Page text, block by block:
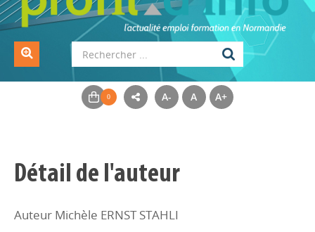
A- A A+
Détail de l'auteur
Auteur Michèle ERNST STAHLI